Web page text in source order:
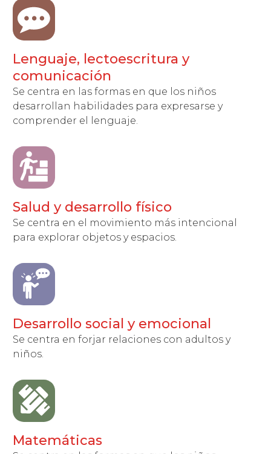
Lenguaje, lectoescritura y
comunicación
Se centra en las formas en que los niños
desarrollan habilidades para expresarse y
comprender el lenguaje.
Salud y desarrollo físico
Se centra en el movimiento más intencional
para explorar objetos y espacios.
Desarrollo social y emocional
Se centra en forjar relaciones con adultos y
niños.
Matemáticas